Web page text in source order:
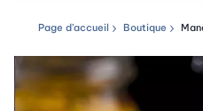
Chemin de
Page d’accueil Boutique